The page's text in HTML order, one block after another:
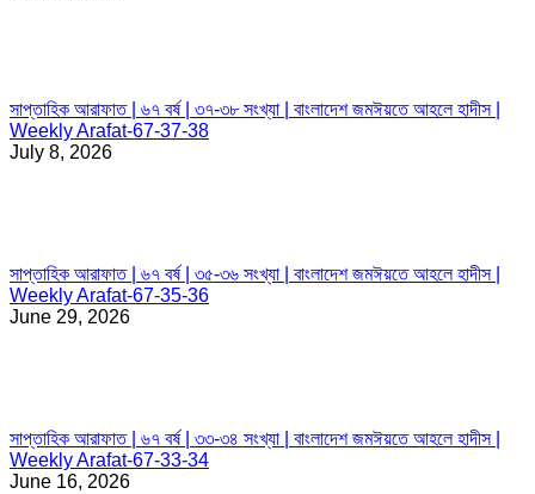
সাপ্তাহিক আরাফাত | ৬৭ বর্ষ | ৩৭-৩৮ সংখ্যা | বাংলাদেশ জমঈয়তে আহলে হাদীস |
Weekly Arafat-67-37-38
July 8, 2026
সাপ্তাহিক আরাফাত | ৬৭ বর্ষ | ৩৫-৩৬ সংখ্যা | বাংলাদেশ জমঈয়তে আহলে হাদীস |
Weekly Arafat-67-35-36
June 29, 2026
সাপ্তাহিক আরাফাত | ৬৭ বর্ষ | ৩৩-৩৪ সংখ্যা | বাংলাদেশ জমঈয়তে আহলে হাদীস |
Weekly Arafat-67-33-34
June 16, 2026